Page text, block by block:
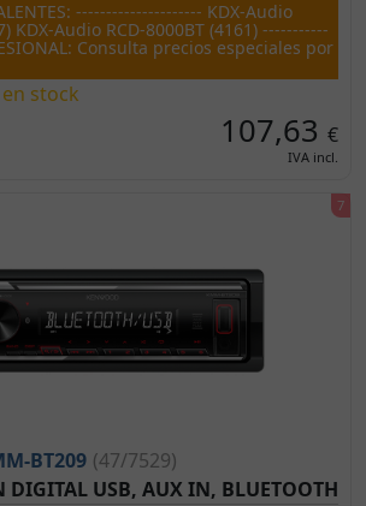
--------------------- KDX-Audio
KDX-Audio RCD-8000BT (4161) -----------
Consulta precios especiales por
stock
107,63 €
IVA incl.
BT209 (47/7529)
DIGITAL USB, AUX IN, BLUETOOTH